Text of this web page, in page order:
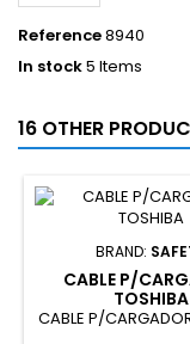
Reference8940
In stock5 Items
16 OTHER
BRAND:
CABLE P/
TOSHIBA
CABLE P/